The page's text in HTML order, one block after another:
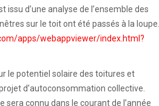
d’une analyse de l’ensemble des
sur le toit ont été passés à la loupe.
apps/webappviewer/index.html?
le potentiel solaire des toitures et
d’autoconsommation collective.
sera connu dans le courant de l’année